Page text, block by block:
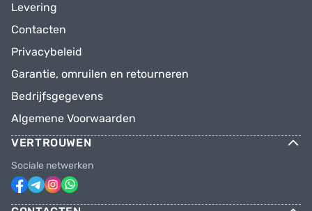
Levering
Contacten
Privacybeleid
Garantie, omruilen en retourneren
Bedrijfsgegevens
Algemene Voorwaarden
VERTROUWEN
Sociale netwerken